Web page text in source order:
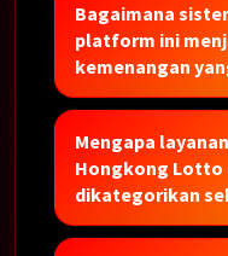
Bagaimana
platform ini
kemenangan
Mengapa
Hongkong Lotto
dikategorikan